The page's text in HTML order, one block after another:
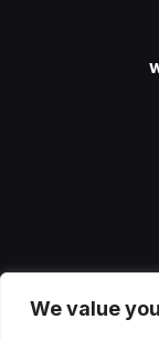
We value
Site